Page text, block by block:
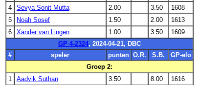
4
Sevya Sonit Mutta 2.00 3.50
1608
5
Noah Sosef 1.50 2.00
1613
6
Xander van Lingen 1.00 3.50
1609
GP 4-2324, 2024-04-21, DBC
#
speler punten O.R. S.B.
GP-elo
Groep 2:
1
Aadvik Suthan 3.50 8.00
1616